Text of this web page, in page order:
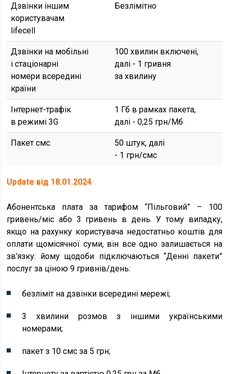
Дзвінки іншим
користувачам
lifecell
Безлімітно
Дзвінки на мобільні
і стаціонарні
номери всередині
країни
100 хвилин включені,
далі - 1 гривня
за хвилину
Інтернет-трафік
в режимі 3G
1 Гб в рамках пакета,
далі - 0,25 грн/Мб
Пакет смс
50 штук, далі
- 1 грн/смс
Update від 18.01.2024
Абонентська плата за тарифом “Пільговий” – 100
гривень/міс або 3 гривень в день. У тому випадку,
якщо на рахунку користувача недостатньо коштів для
оплати щомісячної суми, він все одно залишається на
зв’язку: йому щодоби підключаються “Денні пакети”
послуг за ціною 9 гривнів/день:
безліміт на дзвінки всередині мережі;
3 хвилини розмов з іншими українськими
номерами;
пакет з 10 смс за 5 грн;